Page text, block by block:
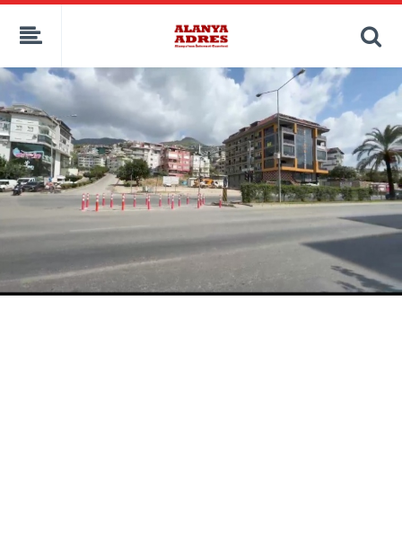
kaçak bahis
deneme bonusu
canlı bahis siteleri
deneme bonusu veren siteler
bahis siteleri
porno izle